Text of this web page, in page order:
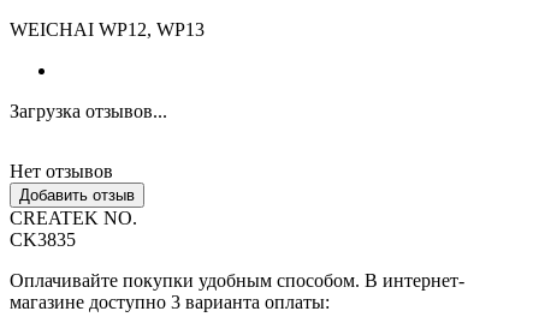
WEICHAI WP12, WP13
Загрузка отзывов...
Нет отзывов
Добавить отзыв
CREATEK NO.
CK3835
Оплачивайте покупки удобным способом. В интернет-
магазине доступно 3 варианта оплаты: